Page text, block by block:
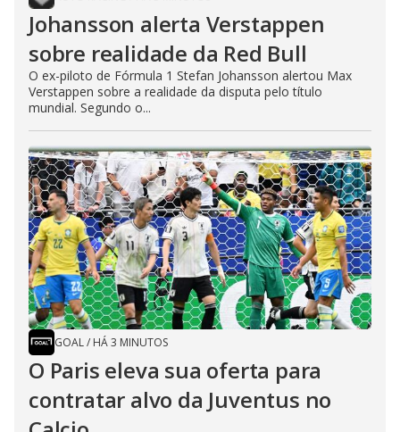
Johansson alerta Verstappen
sobre realidade da Red Bull
O ex-piloto de Fórmula 1 Stefan Johansson alertou Max
Verstappen sobre a realidade da disputa pelo título
mundial. Segundo o...
GOAL/ HÁ 3 MINUTOS
O Paris eleva sua oferta para
contratar alvo da Juventus no